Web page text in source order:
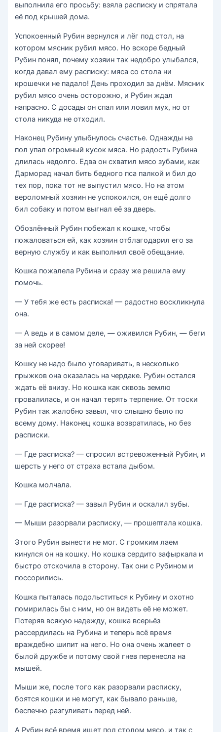
выполнила его просьбу: взяла расписку и спрятала
её под крышей дома.
Успокоенный Рубин вернулся и лёг под стол, на
котором мясник рубил мясо. Но вскоре бедный
Рубин понял, почему хозяин так недобро улыбался,
когда давал ему расписку: мяса со стола ни
крошечки не падало! День проходил за днём. Мясник
рубил мясо очень осторожно, и Рубин ждал
напрасно. С досады он спал или ловил мух, но от
стола никуда не отходил.
Наконец Рубину улыбнулось счастье. Однажды на
пол упал огромный кусок мяса. Но радость Рубина
длилась недолго. Едва он схватил мясо зубами, как
Дарморад начал бить бедного пса палкой и бил до
тех пор, пока тот не выпустил мясо. Но на этом
вероломный хозяин не успокоился, он ещё долго
бил собаку и потом выгнал её за дверь.
Обозлённый Рубин побежал к кошке, чтобы
пожаловаться ей, как хозяин отблагодарил его за
верную службу и как выполнил своё обещание.
Кошка пожалела Рубина и сразу же решила ему
помочь.
— У тебя же есть расписка! — радостно воскликнула
она.
— А ведь и в самом деле, — оживился Рубин, — беги
за ней скорее!
Кошку не надо было уговаривать, в несколько
прыжков она оказалась на чердаке. Рубин остался
ждать её внизу. Но кошка как сквозь землю
провалилась, и он начал терять терпение. От тоски
Рубин так жалобно завыл, что слышно было по
всему дому. Наконец кошка возвратилась, но без
расписки.
— Где расписка? — спросил встревоженный Рубин, и
шерсть у него от страха встала дыбом.
Кошка молчала.
— Где расписка? — завыл Рубин и оскалил зубы.
— Мыши разорвали расписку, — прошептала кошка.
Этого Рубин вынести не мог. С громким лаем
кинулся он на кошку. Но кошка сердито зафыркала и
быстро отскочила в сторону. Так они с Рубином и
поссорились.
Кошка пыталась подольститься к Рубину и охотно
помирилась бы с ним, но он видеть её не может.
Потеряв всякую надежду, кошка всерьёз
рассердилась на Рубина и теперь всё время
враждебно шипит на него. Но она очень жалеет о
былой дружбе и потому свой гнев перенесла на
мышей.
Мыши же, после того как разорвали расписку,
боятся кошки и не могут, как бывало раньше,
беспечно разгуливать перед ней.
А Рубин всё время ищет под столом мясо, и так с